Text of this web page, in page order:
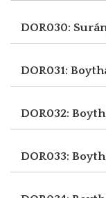
DOR030:
DOR031:
DOR032:
DOR033: